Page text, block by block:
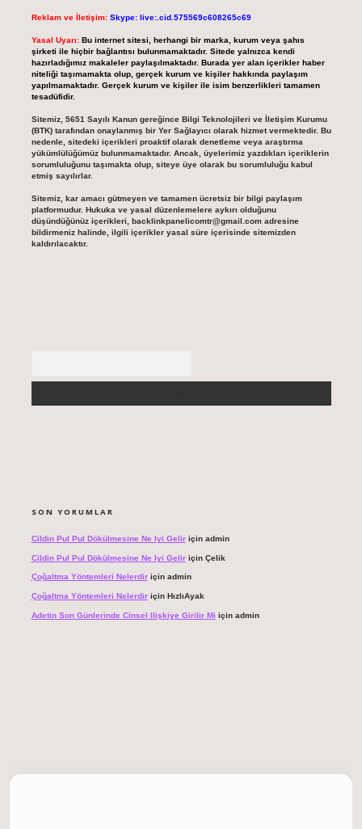
Reklam ve İletişim: Skype: live:.cid.575569c608265c69
Yasal Uyarı: Bu internet sitesi, herhangi bir marka, kurum veya şahıs
şirketi ile hiçbir bağlantısı bulunmamaktadır. Sitede yalnızca kendi
hazırladığımız makaleler paylaşılmaktadır. Burada yer alan içerikler haber
niteliği taşımamakta olup, gerçek kurum ve kişiler hakkında paylaşım
yapılmamaktadır. Gerçek kurum ve kişiler ile isim benzerlikleri tamamen
tesadüfidir.
Sitemiz, 5651 Sayılı Kanun gereğince Bilgi Teknolojileri ve İletişim Kurumu
(BTK) tarafından onaylanmış bir Yer Sağlayıcı olarak hizmet vermektedir. Bu
nedenle, sitedeki içerikleri proaktif olarak denetleme veya araştırma
yükümlülüğümüz bulunmamaktadır. Ancak, üyelerimiz yazdıkları içeriklerin
sorumluluğunu taşımakta olup, siteye üye olarak bu sorumluluğu kabul
etmiş sayılırlar.
Sitemiz, kar amacı gütmeyen ve tamamen ücretsiz bir bilgi paylaşım
platformudur. Hukuka ve yasal düzenlemelere aykırı olduğunu
düşündüğünüz içerikleri, backlinkpanelicomtr@gmail.comadresine
bildirmeniz halinde, ilgili içerikler yasal süre içerisinde sitemizden
kaldırılacaktır.
SON YORUMLAR
Cildin Pul Pul Dökülmesine Ne Iyi Geliriçin admin
Cildin Pul Pul Dökülmesine Ne Iyi Geliriçin Çelik
Çoğaltma Yöntemleri Nelerdiriçin admin
Çoğaltma Yöntemleri Nelerdiriçin HızlıAyak
Adetin Son Günlerinde Cinsel Ilişkiye Girilir Mi için admin